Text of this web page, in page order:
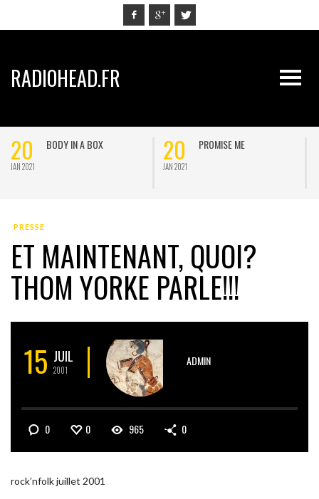
RADIOHEAD.FR
20
JAN 2021
BODY IN A BOX 20
JAN 2021
PROMISE ME
PRESSE
ET MAINTENANT, QUOI?
THOM YORKE PARLE!!!
15 JUIL
2001
ADMIN
0 0 965 0
rock’nfolk juillet 2001